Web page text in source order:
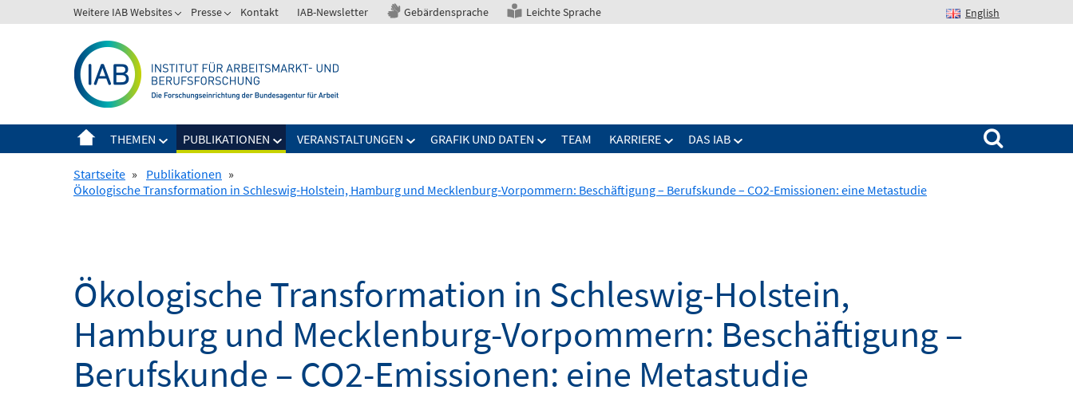
zum
Weitere IAB Websites Presse Kontakt IAB-Newsletter Gebärdensprache Leichte Sprache English
THEMEN PUBLIKATIONEN VERANSTALTUNGEN GRAFIK UND DATEN TEAM KARRIERE DAS IAB
Suchen nach:
Startseite » Publikationen »
Ökologische Transformation in Schleswig-Holstein, Hamburg und Mecklenburg-Vorpommern: Beschäftigung – Berufskunde – CO2-Emissionen: eine Metastudie
Ökologische Transformation in Schleswig-Holstein,
Hamburg und Mecklenburg-Vorpommern: Beschäftigung –
Berufskunde – CO2-Emissionen: eine Metastudie